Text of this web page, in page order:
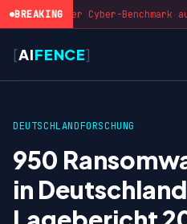
BREAKING
Wenn der Cyber-
[AIFENCE]
DEUTSCHLANDFORSCHUNG
950
in